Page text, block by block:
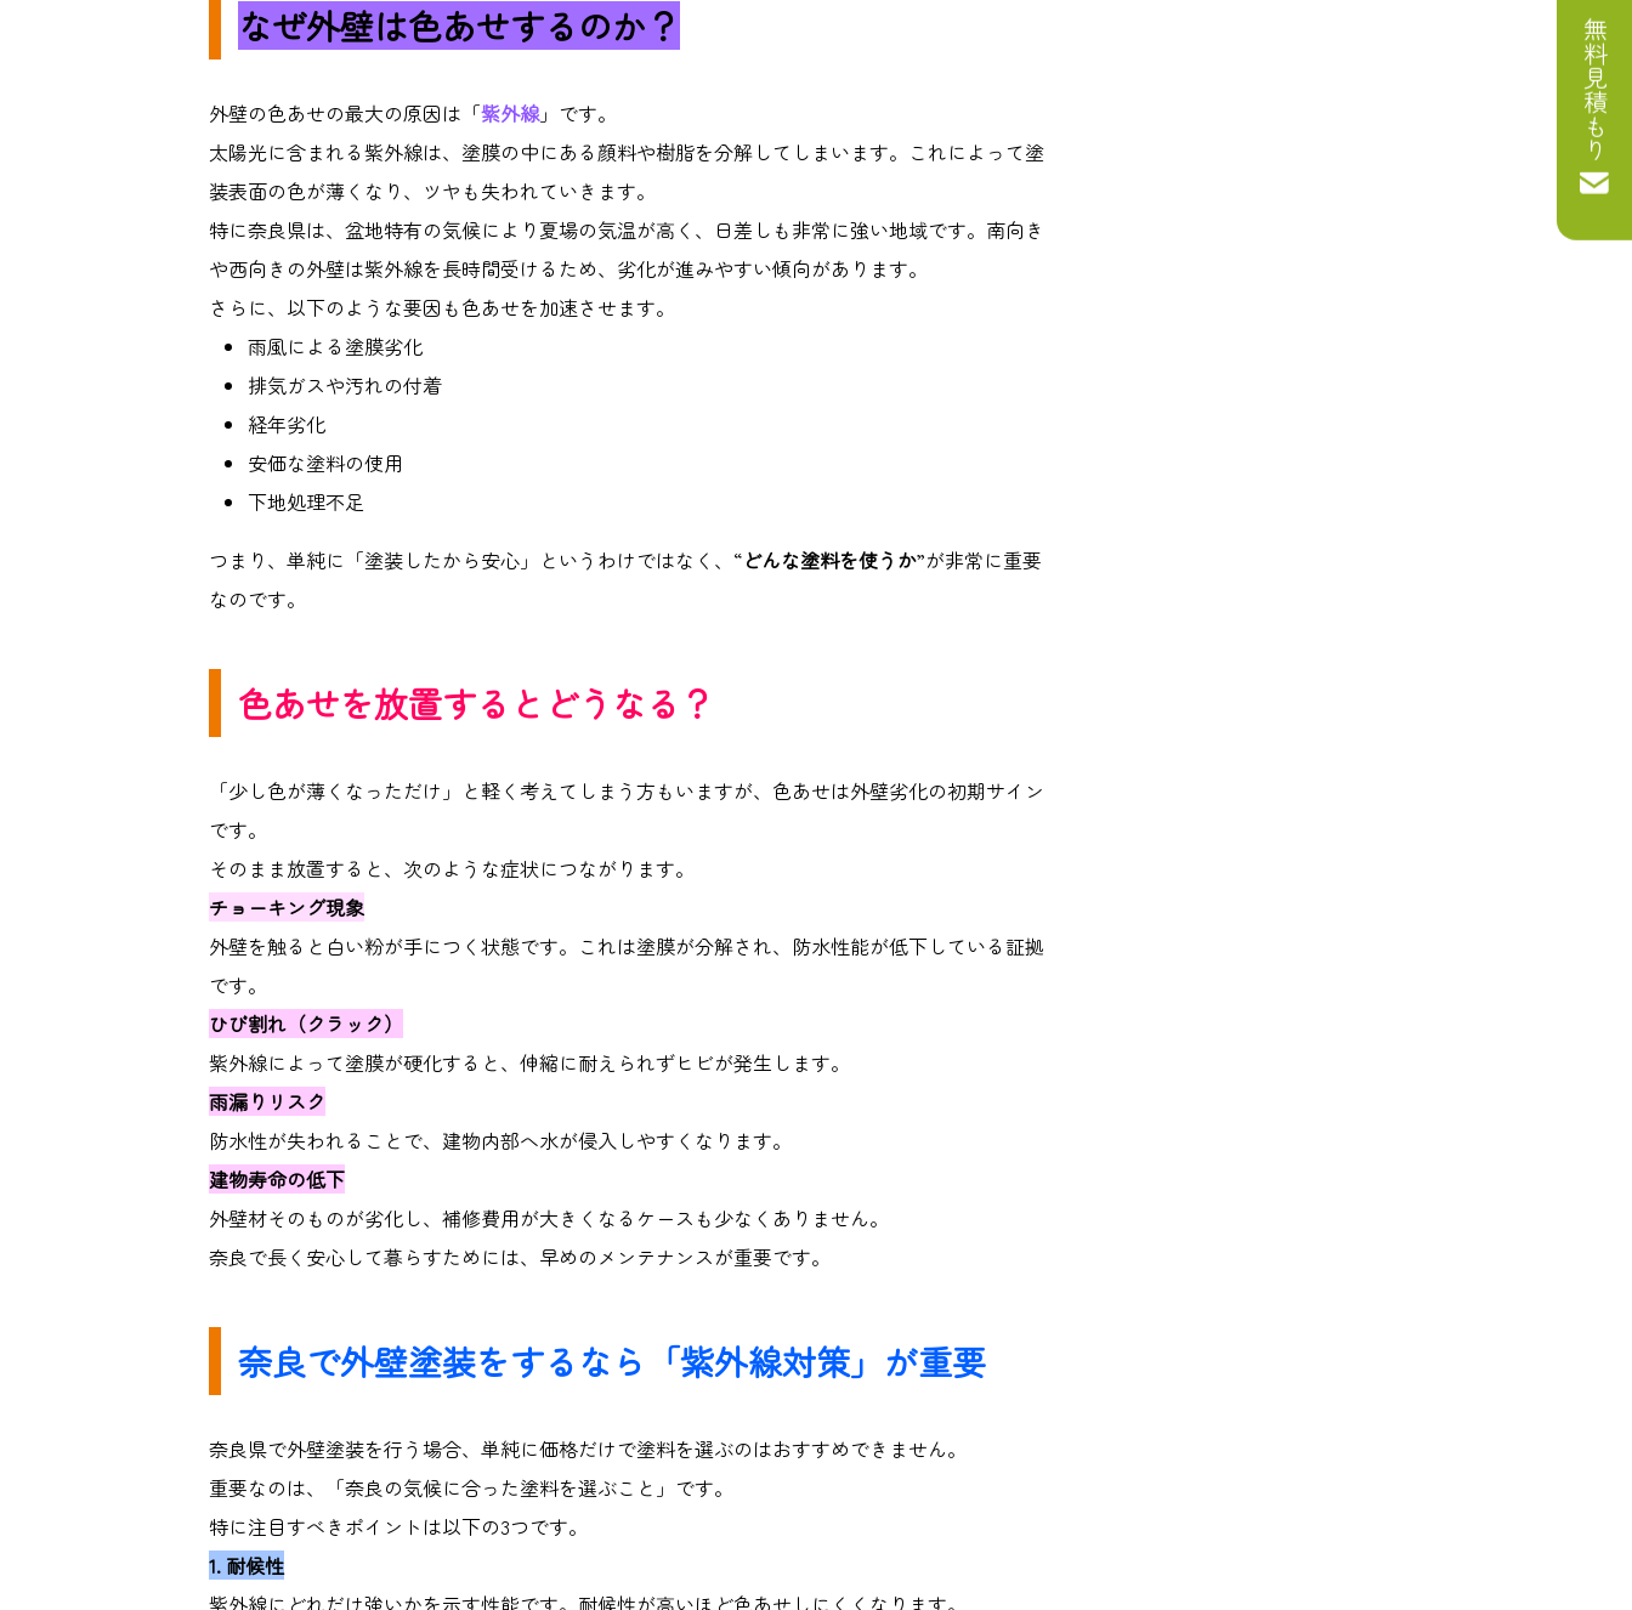
なぜ外壁は色あせするのか？
外壁の色あせの最大の原因は「紫外線」です。
太陽光に含まれる紫外線は、塗膜の中にある顔料や樹脂を分解してしまいます。これによって塗
装表面の色が薄くなり、ツヤも失われていきます。
特に奈良県は、盆地特有の気候により夏場の気温が高く、日差しも非常に強い地域です。南向き
や西向きの外壁は紫外線を長時間受けるため、劣化が進みやすい傾向があります。
さらに、以下のような要因も色あせを加速させます。
雨風による塗膜劣化
排気ガスや汚れの付着
経年劣化
安価な塗料の使用
下地処理不足
つまり、単純に「塗装したから安心」というわけではなく、 “どんな塗料を使うか”が非常に重要
なのです。
色あせを放置するとどうなる？
「少し色が薄くなっただけ」と軽く考えてしまう方もいますが、色あせは外壁劣化の初期サイン
です。
そのまま放置すると、次のような症状につながります。
チョーキング現象
外壁を触ると白い粉が手につく状態です。これは塗膜が分解され、防水性能が低下している証拠
です。
ひび割れ（クラック）
紫外線によって塗膜が硬化すると、伸縮に耐えられずヒビが発生します。
雨漏りリスク
防水性が失われることで、建物内部へ水が侵入しやすくなります。
建物寿命の低下
外壁材そのものが劣化し、補修費用が大きくなるケースも少なくありません。
奈良で長く安心して暮らすためには、早めのメンテナンスが重要です。
奈良で外壁塗装をするなら「紫外線対策」が重要
奈良県で外壁塗装を行う場合、単純に価格だけで塗料を選ぶのはおすすめできません。
重要なのは、「奈良の気候に合った塗料を選ぶこと」です。
特に注目すべきポイントは以下の3つです。
1. 耐候性
無料見積もり